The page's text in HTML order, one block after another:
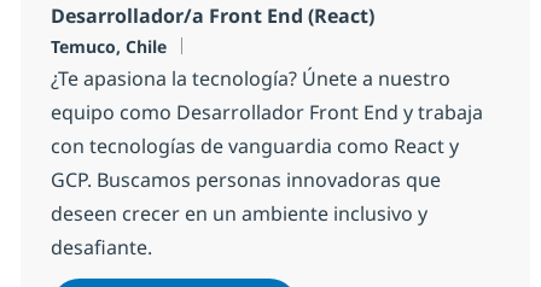
Desarrollador/a Front End (React)
Localisation
Temuco, Chile
¿Te apasiona la tecnología? Únete a nuestro
equipo como Desarrollador Front End y trabaja
con tecnologías de vanguardia como React y
GCP. Buscamos personas innovadoras que
deseen crecer en un ambiente inclusivo y
desafiante.